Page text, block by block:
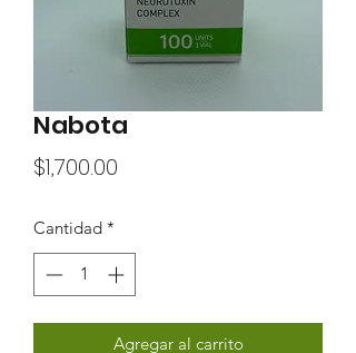
Nabota
$1,700.00
Cantidad *
Agregar al carrito